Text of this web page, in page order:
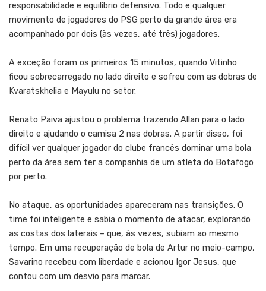
responsabilidade e equilíbrio defensivo. Todo e qualquer
movimento de jogadores do PSG perto da grande área era
acompanhado por dois (às vezes, até três) jogadores.
A exceção foram os primeiros 15 minutos, quando Vitinho
ficou sobrecarregado no lado direito e sofreu com as dobras de
Kvaratskhelia e Mayulu no setor.
Renato Paiva ajustou o problema trazendo Allan para o lado
direito e ajudando o camisa 2 nas dobras. A partir disso, foi
difícil ver qualquer jogador do clube francês dominar uma bola
perto da área sem ter a companhia de um atleta do Botafogo
por perto.
No ataque, as oportunidades apareceram nas transições. O
time foi inteligente e sabia o momento de atacar, explorando
as costas dos laterais – que, às vezes, subiam ao mesmo
tempo. Em uma recuperação de bola de Artur no meio-campo,
Savarino recebeu com liberdade e acionou Igor Jesus, que
contou com um desvio para marcar.